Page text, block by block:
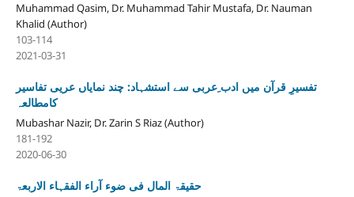
Muhammad Qasim, Dr. Muhammad Tahir Mustafa, Dr. Nauman
Khalid (Author)
103-114
2021-03-31
تفسیرِ قرآن میں ادب ِعربی سے استشہاد: چند نمایاں عریی تفاسیر
کامطالعہ
Mubashar Nazir, Dr. Zarin S Riaz (Author)
181-192
2020-06-30
حقیقۃ المال فی ضوء آراء الفقہاء الاربعۃ